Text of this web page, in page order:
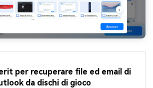
per recuperare file ed email di
da dischi di gioco